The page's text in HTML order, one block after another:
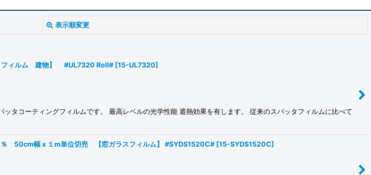
表示順変更
フィルム 建物】 #UL7320 Roll# [15-UL7320]
タコーティングフィルムです。 最高レベルの光学性能 遮熱効果を有します。 従来のスパッタフィルムに比べて
50cm幅 x １m単位切売 【窓ガラスフィルム】 #SYDS1520C# [15-SYDS1520C]